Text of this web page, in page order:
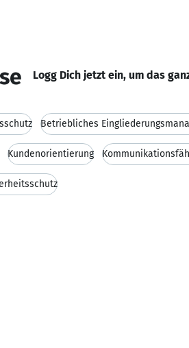
Logg Dich jetzt ein, um das
Betriebliches
Kundenorientierung